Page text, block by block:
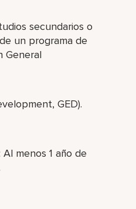
secundarios o
un programa de
General
GED).
menos 1 año de